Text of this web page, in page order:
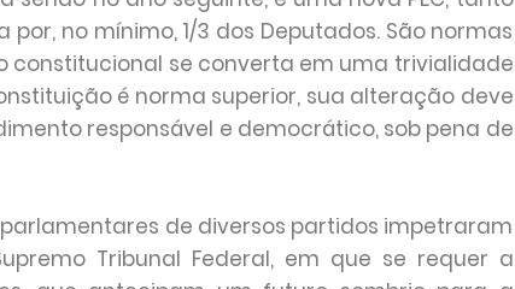
no mínimo, 1/3 dos Deputados. São normas
constitucional se converta em uma trivialidade
é norma superior, sua alteração deve
responsável e democrático, sob pena de
de diversos partidos impetraram
Tribunal Federal, em que se requer a